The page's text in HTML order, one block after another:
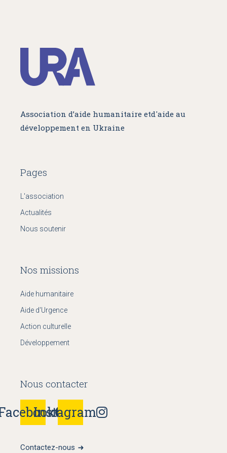
Association d’aide humanitaire etd'aide au
développement en Ukraine
Pages
L'association
Actualités
Nous soutenir
Nos missions
Aide humanitaire
Aide d'Urgence
Action culturelle
Développement
Nous contacter
Instagram
Contactez-nous